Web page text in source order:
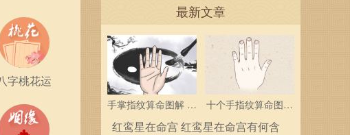
字桃花运
最新文章
手掌指纹算命图解 三
个斗多为中层领导
十个手指纹算命图解
分析指纹算命是什么
红鸾星在命宫 红鸾星在命宫有何含